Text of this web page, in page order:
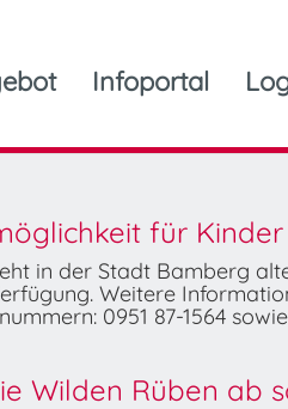
Infoportal
für
in der Stadt Bamberg
Weitere
0951 87-1564 sowie
Wilden Rüben ab